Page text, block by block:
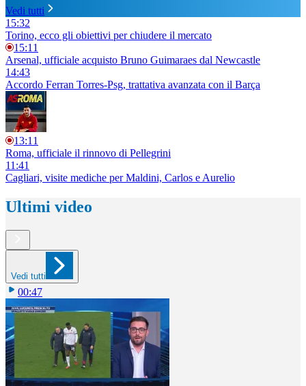
Vedi tutti
15:32
Torino, ecco gli obiettivi per chiudere il mercato
15:11
Arsenal, ufficiale acquisto Bruno Guimaraes dal Newcastle
14:43
Accordo Ferran Torres-Psg, trattativa avanzata con il Barça
13:11
Roma, ufficiale il rinnovo di Pellegrini
11:41
Cagliari, visite mediche per Maldini, Carlos e Aurelio
Ultimi video
Vedi tutti
00:47